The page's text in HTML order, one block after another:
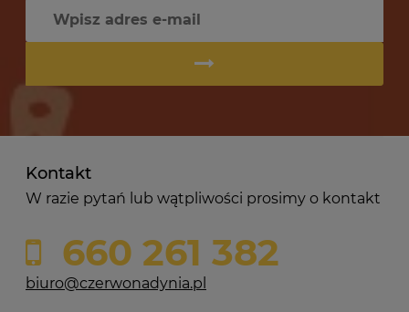
Kontakt
W razie pytań lub wątpliwości prosimy o kontakt
660 261 382
biuro@czerwonadynia.pl